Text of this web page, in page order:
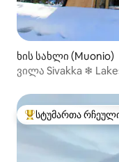
ხის სახლი (Muonio)
ვილა Sivakka ❄
სტუმართა რჩეული
სტუმართა